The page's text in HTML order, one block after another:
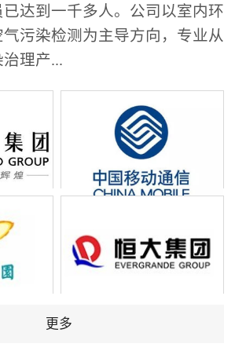
达到一千多人。公司以室内环
污染检测为主导方向，专业从
理产...
更多